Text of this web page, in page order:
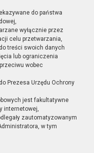
do państwa
wyłącznie przez
celu przetwarzania,
treści swoich danych
lub ograniczenia
wobec
Prezesa Urzędu Ochrony
jest fakultatywne
internetowej,
zautomatyzowanym
w tym